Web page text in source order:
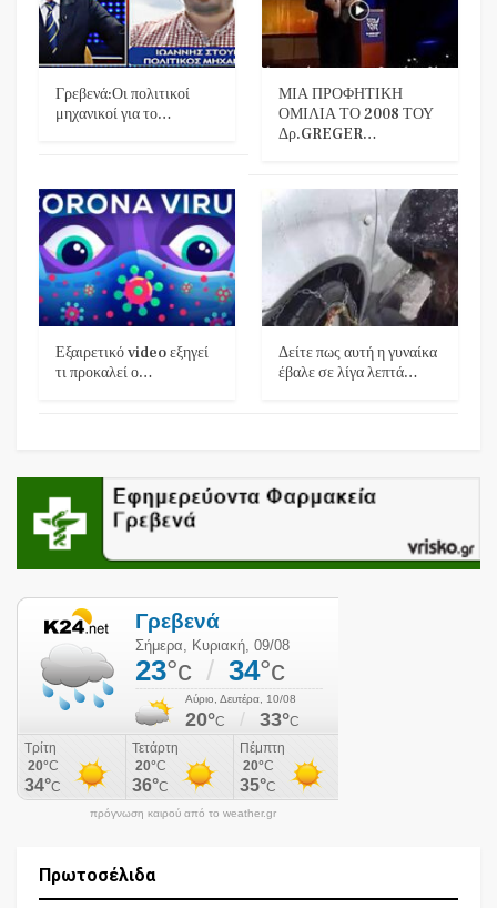
Γρεβενά:Οι πολιτικοί
μηχανικοί για το…
ΜΙΑ ΠΡΟΦΗΤΙΚΗ
ΟΜΙΛΙΑ ΤΟ 2008 ΤΟΥ
Δρ.GREGER…
Εξαιρετικό video εξηγεί
τι προκαλεί ο…
Δείτε πως αυτή η γυναίκα
έβαλε σε λίγα λεπτά…
πρόγνωση καιρού από το weather.gr
Πρωτοσέλιδα